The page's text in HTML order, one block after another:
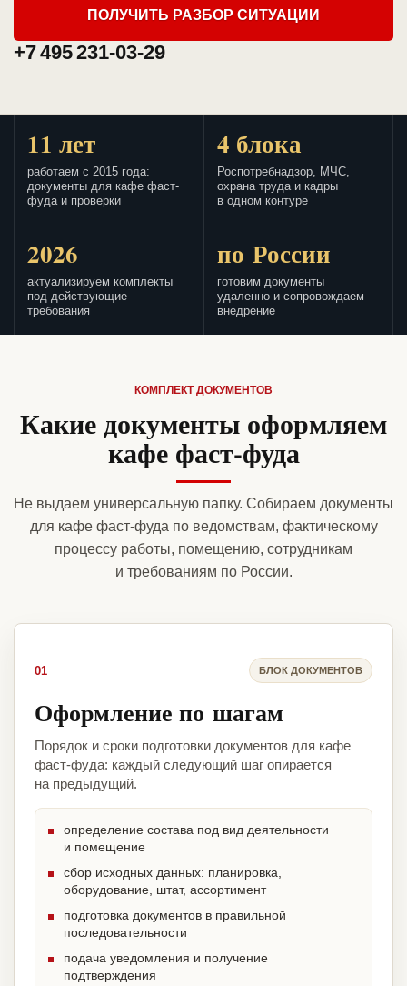
ПОЛУЧИТЬ РАЗБОР СИТУАЦИИ
+7 495 231-03-29
11 лет
работаем с 2015 года:
документы для кафе фаст-
фуда и проверки
4 блока
Роспотребнадзор, МЧС,
охрана труда и кадры
в одном контуре
2026
актуализируем комплекты
под действующие
требования
по России
готовим документы
удаленно и сопровождаем
внедрение
КОМПЛЕКТ ДОКУМЕНТОВ
Какие документы оформляем
кафе фаст-фуда
Не выдаем универсальную папку. Собираем документы
для кафе фаст-фуда по ведомствам, фактическому
процессу работы, помещению, сотрудникам
и требованиям по России.
01 БЛОК ДОКУМЕНТОВ
Оформление по шагам
Порядок и сроки подготовки документов для кафе
фаст-фуда: каждый следующий шаг опирается
на предыдущий.
определение состава под вид деятельности
и помещение
сбор исходных данных: планировка,
оборудование, штат, ассортимент
подготовка документов в правильной
последовательности
подача уведомления и получение
подтверждения